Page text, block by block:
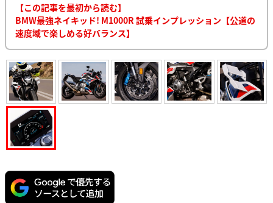
【この記事を最初から読む】
BMW最強ネイキッド! M1000R 試乗インプレッション【公道の
速度域で楽しめる好バランス】